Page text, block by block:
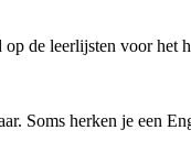
de leerlijsten voor
Soms herken je een